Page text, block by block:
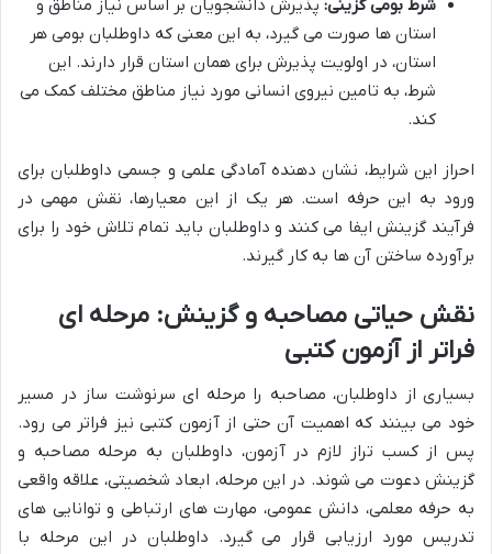
شرط بومی گزینی: پذیرش دانشجویان بر اساس نیاز مناطق و
استان ها صورت می گیرد، به این معنی که داوطلبان بومی هر
استان، در اولویت پذیرش برای همان استان قرار دارند. این
شرط، به تامین نیروی انسانی مورد نیاز مناطق مختلف کمک می
کند.
احراز این شرایط، نشان دهنده آمادگی علمی و جسمی داوطلبان برای
ورود به این حرفه است. هر یک از این معیارها، نقش مهمی در
فرآیند گزینش ایفا می کنند و داوطلبان باید تمام تلاش خود را برای
برآورده ساختن آن ها به کار گیرند.
نقش حیاتی مصاحبه و گزینش: مرحله ای
فراتر از آزمون کتبی
بسیاری از داوطلبان، مصاحبه را مرحله ای سرنوشت ساز در مسیر
خود می بینند که اهمیت آن حتی از آزمون کتبی نیز فراتر می رود.
پس از کسب تراز لازم در آزمون، داوطلبان به مرحله مصاحبه و
گزینش دعوت می شوند. در این مرحله، ابعاد شخصیتی، علاقه واقعی
به حرفه معلمی، دانش عمومی، مهارت های ارتباطی و توانایی های
تدریس مورد ارزیابی قرار می گیرد. داوطلبان در این مرحله با